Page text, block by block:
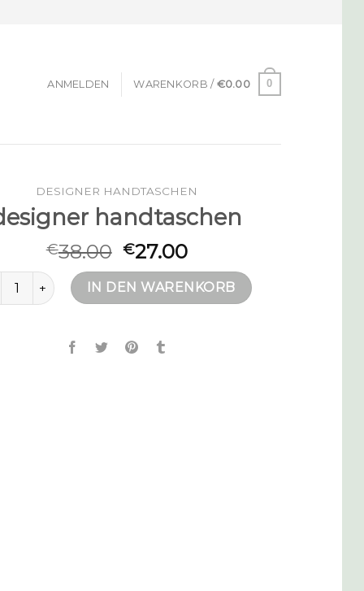
ANMELDEN WARENKORB / €0.00 0
DESIGNER HANDTASCHEN
handtaschen
€38.00 €27.00
handtaschen Menge
IN DEN WARENKORB